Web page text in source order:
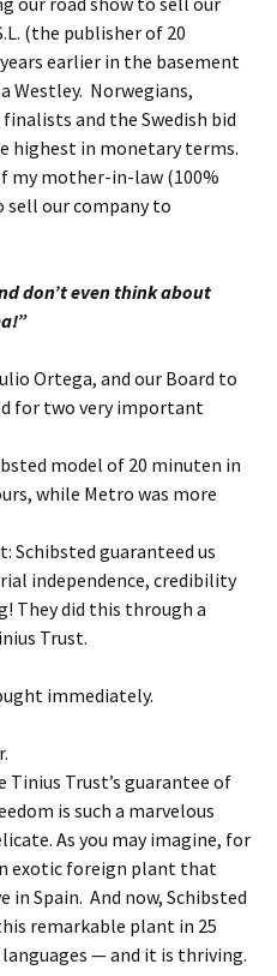
(the publisher of 20
earlier in the basement
Westley. Norwegians,
and the Swedish bid
highest in monetary terms.
my mother-in-law (100%
sell our company to
don’t even think about
Ortega, and our Board to
for two very important
model of 20 minuten in
while Metro was more
Schibsted guaranteed us
independence, credibility
They did this through a
Trust.
immediately.
Tinius Trust’s guarantee of
is such a marvelous
As you may imagine, for
exotic foreign plant that
Spain. And now, Schibsted
remarkable plant in 25
— and it is thriving.